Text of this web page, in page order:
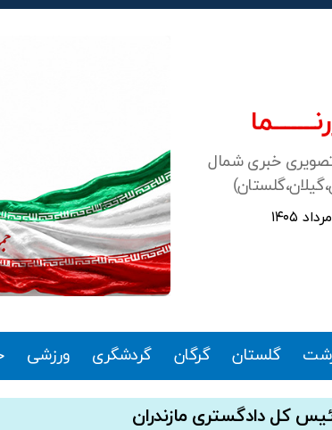
خبری شمال
گلستان گرگان گردشگری ورزشی
کل دادگستری مازندران